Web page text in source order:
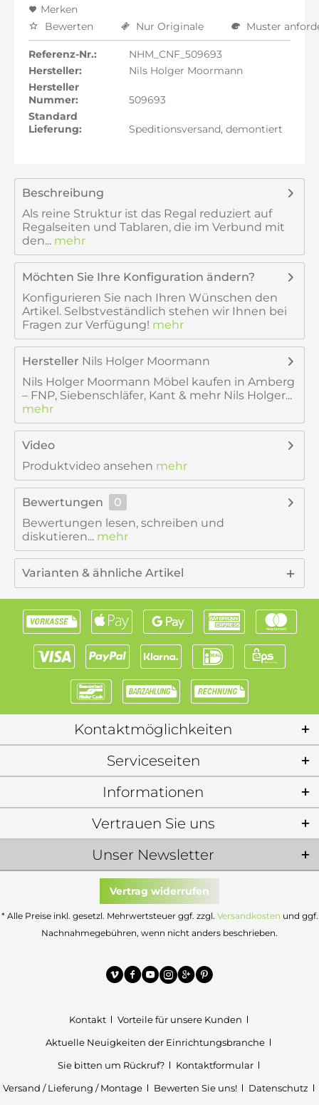
Merken
Bewerten
Nur Originale Muster
Referenz-Nr.:
NHM_CNF_509693
Hersteller:
Nils Holger Moormann
Hersteller
Nummer:
509693
Standard
Lieferung:
Speditionsversand, demontiert
Beschreibung
Als reine Struktur ist das Regal reduziert auf
Regalseiten und Tablaren, die im Verbund mit
den... mehr
Möchten Sie Ihre Konfiguration ändern?
Konfigurieren Sie nach Ihren Wünschen den
Artikel. Selbstveständlich stehen wir Ihnen bei
Fragen zur Verfügung! mehr
Hersteller Nils Holger Moormann
Nils Holger Moormann Möbel kaufen in Amberg
– FNP, Siebenschläfer, Kant & mehr Nils Holger...
mehr
Video
Produktvideo ansehen mehr
Bewertungen
0
Bewertungen lesen, schreiben und
diskutieren... mehr
Varianten & ähnliche Artikel
Kontaktmöglichkeiten
Serviceseiten
Informationen
Unser Newsletter
Vertrauen Sie uns
Vertrag widerrufen
* Alle Preise inkl. gesetzl. Mehrwertsteuer ggf. zzgl. Versandkosten und ggf.
Nachnahmegebühren, wenn nicht anders beschrieben.
Kontakt
Vorteile für unsere Kunden
Aktuelle Neuigkeiten der Einrichtungsbranche
Sie bitten um Rückruf?
Kontaktformular
Versand / Lieferung / Montage
Bewerten Sie uns!
Datenschutz